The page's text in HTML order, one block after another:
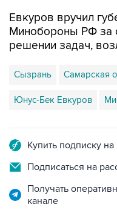
Евкуров вручил
Минобороны РФ за
решении задач,
Сызрань Самарская
Юнус-Бек Евкуров
Купить подписку
Подписаться на
Получать
канале